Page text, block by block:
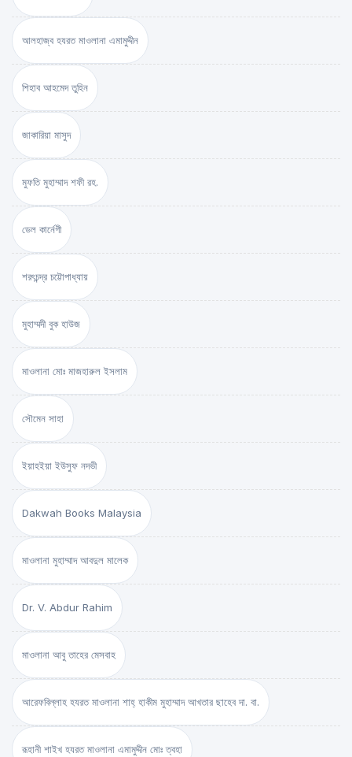
আলহাজ্ব হযরত মাওলানা এমামুদ্দীন
শিহাব আহমেদ তুহিন
জাকারিয়া মাসুদ
মুফতি মুহাম্মাদ শফী রহ.
ডেল কার্নেগী
শরৎচন্দ্র চট্টোপাধ্যায়
মুহাম্মদী বুক হাউজ
মাওলানা মোঃ মাজহারুল ইসলাম
সৌমেন সাহা
ইয়াহইয়া ইউসুফ নদভী
Dakwah Books Malaysia
মাওলানা মুহাম্মাদ আবদুল মালেক
Dr. V. Abdur Rahim
মাওলানা আবু তাহের মেসবাহ
আরেফবিল্লাহ হযরত মাওলানা শাহ্ হাকীম মুহাম্মাদ আখতার ছাহেব দা. বা.
রূহানী শাইখ হযরত মাওলানা এমামুদ্দীন মোঃ ত্বহা